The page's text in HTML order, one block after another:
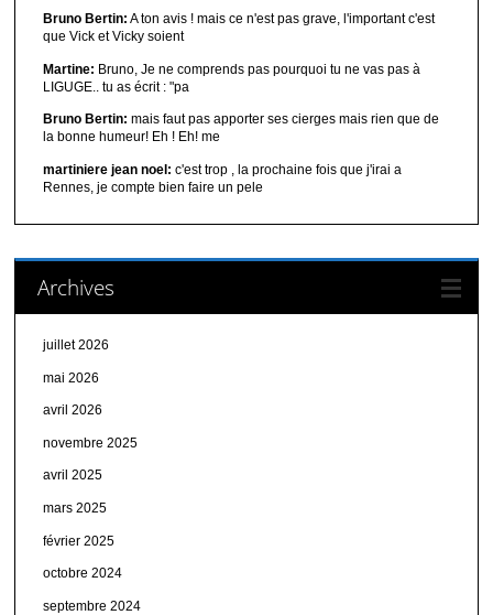
Bruno Bertin: A ton avis ! mais ce n'est pas grave, l'important c'est
que Vick et Vicky soient
Martine: Bruno, Je ne comprends pas pourquoi tu ne vas pas à
LIGUGE.. tu as écrit : "pa
Bruno Bertin: mais faut pas apporter ses cierges mais rien que de
la bonne humeur! Eh ! Eh! me
martiniere jean noel: c'est trop , la prochaine fois que j'irai a
Rennes, je compte bien faire un pele
Archives
juillet 2026
mai 2026
avril 2026
novembre 2025
avril 2025
mars 2025
février 2025
octobre 2024
septembre 2024